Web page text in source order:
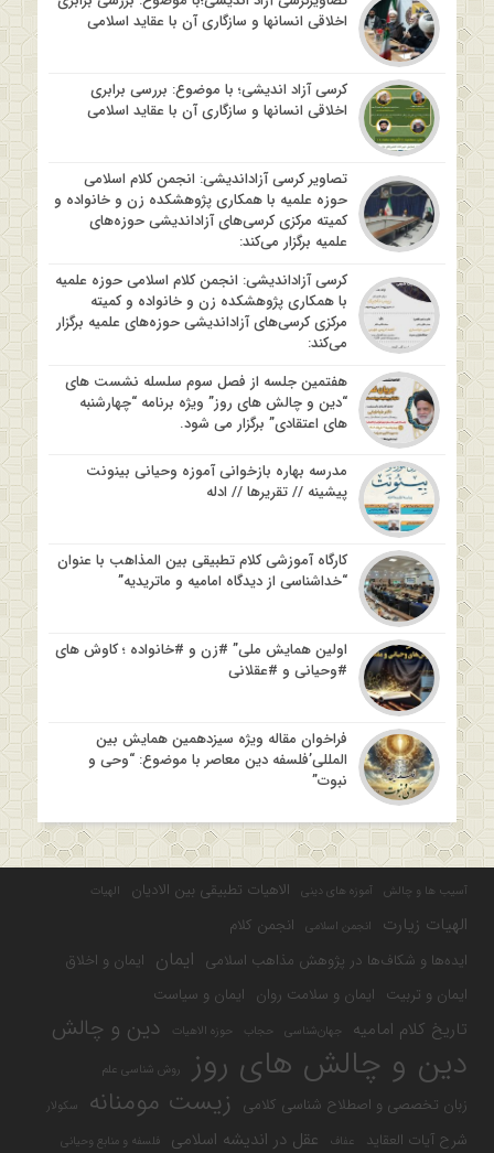
اخلاقی انسانها و سازگاری آن با عقاید اسلامی
کرسی آزاد اندیشی؛ با موضوع: بررسی برابری
اخلاقی انسانها و سازگاری آن با عقاید اسلامی
تصاویر کرسی آزاداندیشی: انجمن کلام اسلامی
حوزه علمیه با همکاری پژوهشکده زن و خانواده و
کمیته مرکزی کرسی‌های آزاداندیشی حوزه‌های
علمیه برگزار می‌کند:
کرسی آزاداندیشی: انجمن کلام اسلامی حوزه علمیه
با همکاری پژوهشکده زن و خانواده و کمیته
مرکزی کرسی‌های آزاداندیشی حوزه‌های علمیه برگزار
می‌کند:
هفتمین جلسه از فصل سوم سلسله نشست های
“دین و چالش های روز” ویژه برنامه “چهارشنبه
های اعتقادی” برگزار می شود.
مدرسه بهاره بازخوانی آموزه وحیانی بینونت
پیشینه // تقریرها // ادله
کارگاه آموزشی کلام تطبیقی بین المذاهب با عنوان
“خداشناسی از دیدگاه امامیه و ماتریدیه”
اولین همایش ملی” #زن و #خانواده ؛ کاوش های
#وحیانی و #عقلانی
فراخوان مقاله ویژه سیزدهمین همایش بین
المللی’فلسفه دین معاصر با موضوع: “وحی و
نبوت”
آسیب ها و چالش آموزه های دینی الاهیات تطبیقی بین الادیان الهیات
الهیات زیارت انجمن اسلامی
انجمن کلام
ایده‌ها و شکاف‌ها در پژوهش مذاهب اسلامی ایمان ایمان و اخلاق
ایمان و تربیت ایمان و سلامت روان ایمان و سیاست
تاریخ کلام امامیه جهان‌شناسی حجاب حوزه الاهیات دین و چالش
دین و چالش های روز روش شناسی علم
زبان تخصصی و اصطلاح شناسی کلامی زیست مومنانه سکولار
شرح آیات العقاید عفاف عقل در اندیشه اسلامی فلسفه و منابع وحیانی